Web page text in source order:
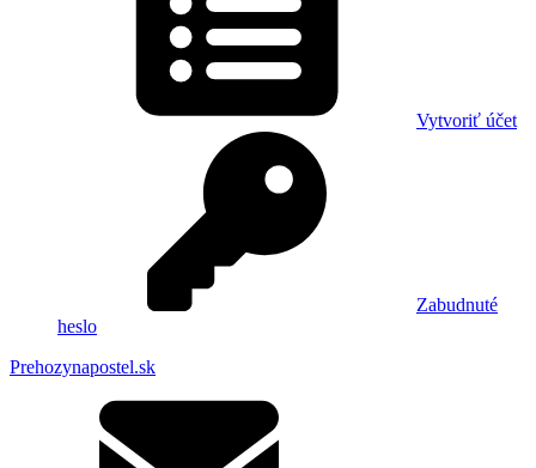
Vytvoriť účet
Zabudnuté
heslo
Prehozynapostel.sk